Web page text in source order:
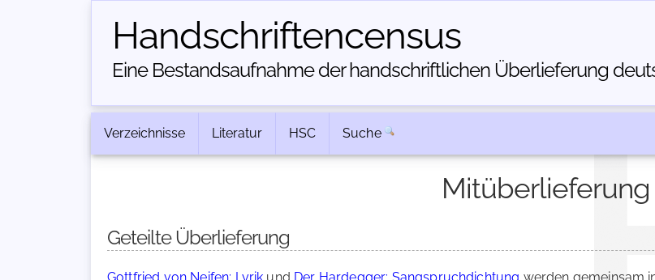
Handschriften­census
Eine Bestandsaufnahme der handschriftlichen Über­lieferung
Verzeichnisse Literatur HSC Suche
Mitüberlieferung
Geteilte Überlieferung